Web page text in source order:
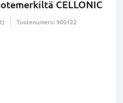
CELLONIC
Tuotenumero: 900122